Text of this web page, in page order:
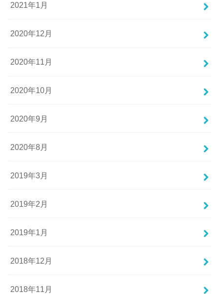
2021年1月
2020年12月
2020年11月
2020年10月
2020年9月
2020年8月
2019年3月
2019年2月
2019年1月
2018年12月
2018年11月